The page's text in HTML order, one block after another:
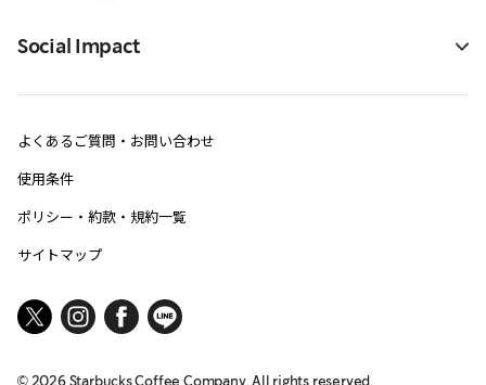
Social Impact
よくあるご質問・お問い合わせ
使用条件
ポリシー・約款・規約一覧
サイトマップ
© 2026Starbucks Coffee Company. All rights reserved.